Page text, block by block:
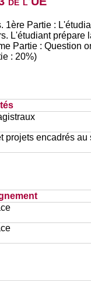
1ère Partie :
L'étudiant
Partie : Question
: 20%)
projets encadrés